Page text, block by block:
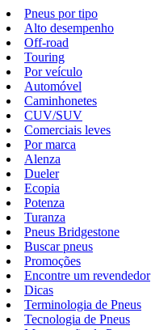
Pneus por tipo
Alto desempenho
Off-road
Touring
Por veículo
Automóvel
Caminhonetes
CUV/SUV
Comerciais leves
Por marca
Alenza
Dueler
Ecopia
Potenza
Turanza
Pneus Bridgestone
Buscar pneus
Promoções
Encontre um revendedor
Dicas
Terminologia de Pneus
Tecnologia de Pneus